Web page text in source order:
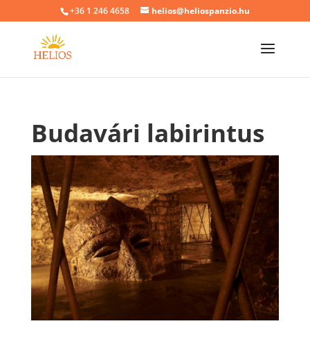
+36 1 246 4658 helios@heliospanzio.hu
Budavári labirintus